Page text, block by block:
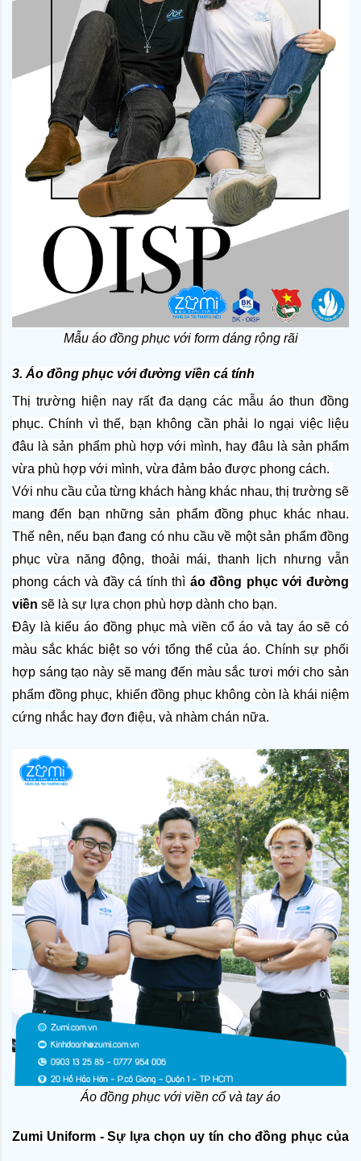
Mẫu áo đồng phục với form dáng rộng rãi
3. Áo đồng phục với đường viền cá tính
Thị trường hiện nay rất đa dạng các mẫu áo thun đồng
phục. Chính vì thế, bạn không cần phải lo ngại việc liệu
đâu là sản phẩm phù hợp với mình, hay đâu là sản phẩm
vừa phù hợp với mình, vừa đảm bảo được phong cách.
Với nhu cầu của từng khách hàng khác nhau, thị trường sẽ
mang đến bạn những sản phẩm đồng phục khác nhau.
Thế nên, nếu bạn đang có nhu cầu về một sản phẩm đồng
phục vừa năng động, thoải mái, thanh lịch nhưng vẫn
phong cách và đầy cá tính thì áo đồng phục với đường
viền sẽ là sự lựa chọn phù hợp dành cho bạn.
Đây là kiểu áo đồng phục mà viền cổ áo và tay áo sẽ có
màu sắc khác biệt so với tổng thể của áo. Chính sự phối
hợp sáng tạo này sẽ mang đến màu sắc tươi mới cho sản
phẩm đồng phục, khiến đồng phục không còn là khái niệm
cứng nhắc hay đơn điệu, và nhàm chán nữa.
Áo đồng phục với viền cổ và tay áo
Zumi Uniform - Sự lựa chọn uy tín cho đồng phục của